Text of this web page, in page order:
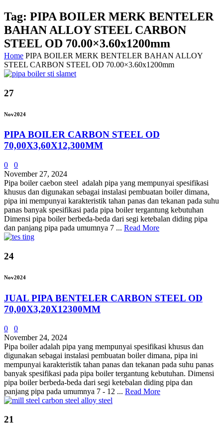
Tag: PIPA BOILER MERK BENTELER
BAHAN ALLOY STEEL CARBON
STEEL OD 70.00×3.60x1200mm
Home PIPA BOILER MERK BENTELER BAHAN ALLOY
STEEL CARBON STEEL OD 70.00×3.60x1200mm
27
Nov2024
PIPA BOILER CARBON STEEL OD
70,00X3,60X12,300MM
0
0
November 27, 2024
Pipa boiler caebon steel adalah pipa yang mempunyai spesifikasi
khusus dan digunakan sebagai instalasi pembuatan boiler dimana,
pipa ini mempunyai karakteristik tahan panas dan tekanan pada suhu
panas banyak spesifikasi pada pipa boiler tergantung kebutuhan
Dimensi pipa boiler berbeda-beda dari segi ketebalan diding pipa
dan panjang pipa pada umumnya 7 ... Read More
24
Nov2024
JUAL PIPA BENTELER CARBON STEEL OD
70,00X3,20X12300MM
0
0
November 24, 2024
Pipa boiler adalah pipa yang mempunyai spesifikasi khusus dan
digunakan sebagai instalasi pembuatan boiler dimana, pipa ini
mempunyai karakteristik tahan panas dan tekanan pada suhu panas
banyak spesifikasi pada pipa boiler tergantung kebutuhan. Dimensi
pipa boiler berbeda-beda dari segi ketebalan diding pipa dan
panjang pipa pada umumnya 7 - 12 ... Read More
21